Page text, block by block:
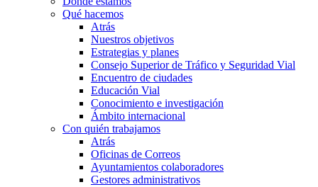
Qué hacemos
Atrás
Nuestros objetivos
Estrategias y planes
Consejo Superior de Tráfico y Seguridad Vial
Encuentro de ciudades
Educación Vial
Conocimiento e investigación
Ámbito internacional
Con quién trabajamos
Atrás
Oficinas de Correos
Ayuntamientos colaboradores
Gestores administrativos